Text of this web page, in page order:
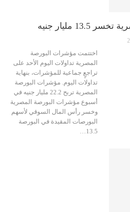
مليار جنيه
اختتمت مؤشرات البورصة
المصرية تداولات اليوم الأحد على
تراجعٍ جماعية للمؤشرات، بنهاية
تداولات اليوم. مؤشرات البورصة
المصرية تربح 22.2 مليار جنيه في
أسبوع مؤشرات البورصة المصرية
وخسر رأس المال السوقي لأسهم
البورصات المقيدة في البورصة
13.5…